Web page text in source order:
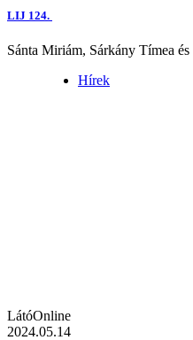
LIJ 124.
Sánta Miriám, Sárkány Tímea
Hírek
LátóOnline
2024.05.14